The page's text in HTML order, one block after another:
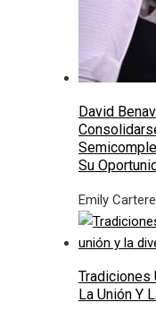
David
Su
Emily Carter
Tradiciones
La Unión Y